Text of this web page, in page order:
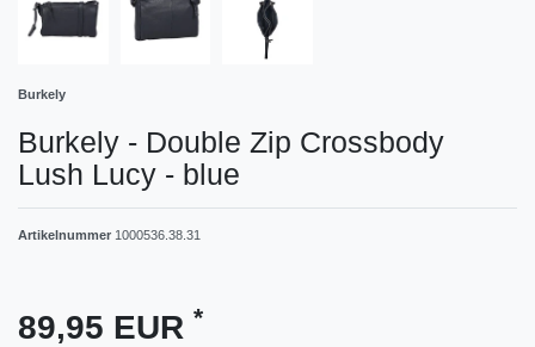
Burkely
Burkely - Double Zip Crossbody
Lush Lucy - blue
Artikelnummer 1000536.38.31
89,95 EUR *